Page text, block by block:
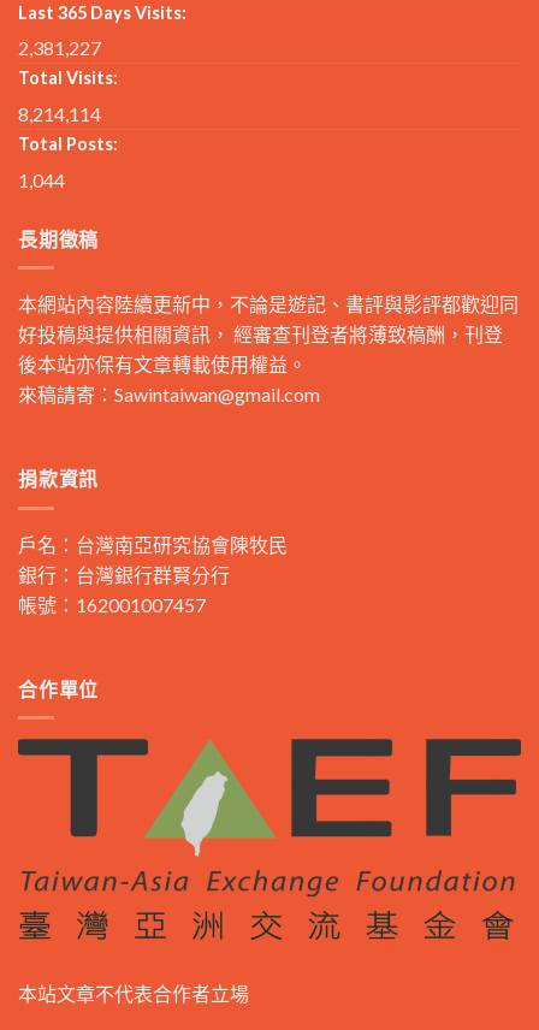
Last 365 Days Visits:
2,381,227
Total Visits:
8,214,114
Total Posts:
1,044
長期徵稿
本網站內容陸續更新中，不論是遊記、書評與影評都歡迎同
好投稿與提供相關資訊， 經審查刊登者將薄致稿酬，刊登
後本站亦保有文章轉載使用權益。
來稿請寄： Sawintaiwan@gmail.com
捐款資訊
戶名：台灣南亞研究協會陳牧民
銀行：台灣銀行群賢分行
帳號：162001007457
合作單位
本站文章不代表合作者立場